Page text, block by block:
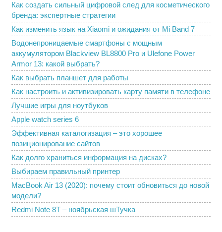
Как создать сильный цифровой след для косметического
бренда: экспертные стратегии
Как изменить язык на Xiaomi и ожидания от Mi Band 7
Водонепроницаемые смартфоны с мощным
аккумулятором Blackview BL8800 Pro и Ulefone Power
Armor 13: какой выбрать?
Как выбрать планшет для работы
Как настроить и активизировать карту памяти в телефоне
Лучшие игры для ноутбуков
Apple watch series 6
Эффективная каталогизация – это хорошее
позиционирование сайтов
Как долго храниться информация на дисках?
Выбираем правильный принтер
MacBook Air 13 (2020): почему стоит обновиться до новой
модели?
Redmi Note 8T – ноябрьская шТучка